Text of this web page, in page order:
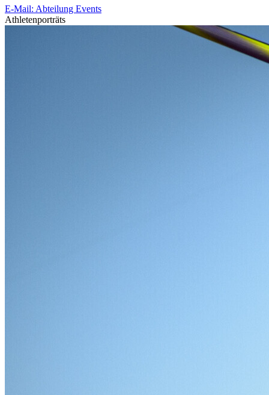
E-Mail: Abteilung Events
Athletenporträts